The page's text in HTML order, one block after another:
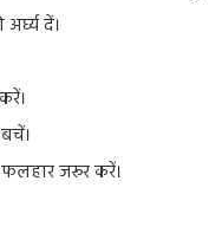
दें।
जरूर करें।